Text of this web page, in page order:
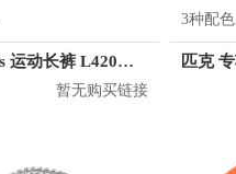
Skechers 运动长裤 L420M174
暂无购买链接
3种配色